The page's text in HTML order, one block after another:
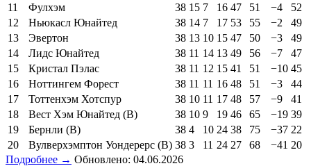
11
Фулхэм 38 15 7 16 47 51 −4
52
12
Ньюкасл Юнайтед 38 14 7 17 53 55 −2
49
13
Эвертон 38 13 10 15 47 50 −3
49
14
Лидс Юнайтед 38 11 14 13 49 56 −7
47
15
Кристал Пэлас 38 11 12 15 41 51 −10 45
16
Ноттингем Форест 38 11 11 16 48 51 −3
44
17
Тоттенхэм Хотспур 38 10 11 17 48 57 −9
41
18
Вест Хэм Юнайтед (В) 38 10 9 19 46 65 −19 39
19
Бернли (В) 38 4 10 24 38 75 −37 22
20
Вулверхэмптон Уондерерс (В) 38 3 11 24 27 68 −41 20
Подробнее → Обновлено: 04.06.2026